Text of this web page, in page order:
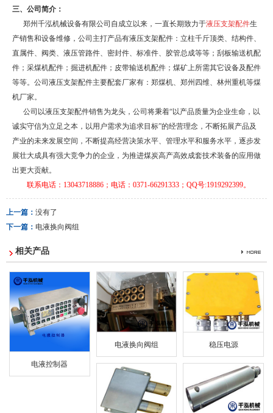
三、 公司简介：
郑州千泓机械设备有限公司自成立以来，一直长期致力于液压支架配件生
产销售和设备维修，公司主打产品有液压支架配件：立柱千斤顶类、结构件、
直属件、阀类、液压管路件、密封件、标准件、胶管总成等等；刮板输送机配
件；采煤机配件；掘进机配件；皮带输送机配件；煤矿上所需其它设备及配件
等等。公司液压支架配件主要配套厂家有：郑煤机、郑州四维、林州重机等煤
机厂家。
公司以液压支架配件销售为龙头，公司将秉着“以产品质量为企业生命，以
诚实守信为立足之本，以用户需求为追求目标”的经营理念，不断拓展产品及
产业的未来发展空间，不断提高经营决策水平、管理水平和服务水平，逐步发
展壮大成具有强大竞争力的企业，为推进煤炭高产高效成套技术装备的应用做
出更大贡献。
联系电话： 13043718886；电话：0371-66291333； QQ号:1919292399。
上一篇： 没有了
下一篇： 电液换向阀组
相关产品
电液控制器
电液换向阀组 稳压电源